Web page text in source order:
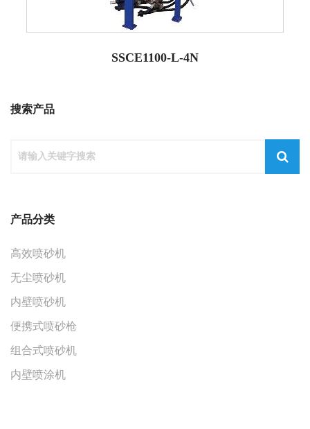
SSCE1100-L-4N
搜索产品
产品分类
高效喷砂机
无尘喷砂机
内壁喷砂机
便携式喷砂枪
组合式喷砂机
内壁喷涂机